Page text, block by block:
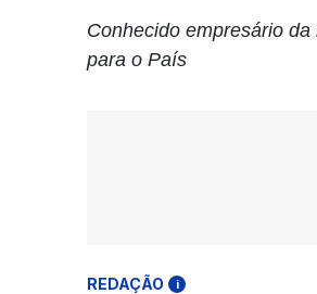
Conhecido empresário
para o País
REDAÇÃO i